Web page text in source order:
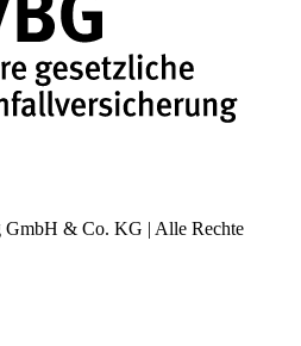
GmbH & Co. KG | Alle Rechte